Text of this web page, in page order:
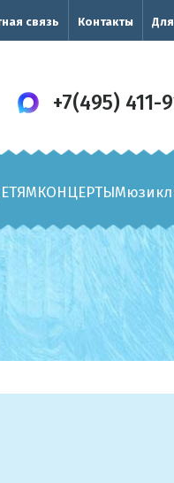
связь Контакты
+7(495) 411-
КОНЦЕРТЫ